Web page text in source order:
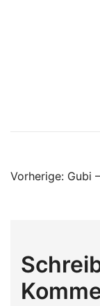
Vorherige: Gubi